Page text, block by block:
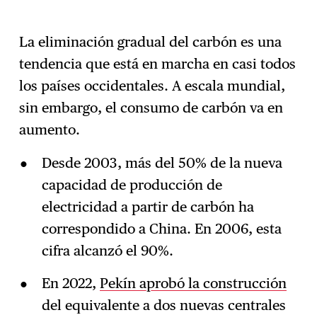
La eliminación gradual del carbón es una
tendencia que está en marcha en casi todos
los países occidentales. A escala mundial,
sin embargo, el consumo de carbón va en
aumento.
Desde 2003, más del 50% de la nueva
capacidad de producción de
electricidad a partir de carbón ha
correspondido a China. En 2006, esta
cifra alcanzó el 90%.
En 2022, Pekín aprobó la construcción
del equivalente a dos nuevas centrales